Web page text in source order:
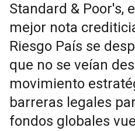
Standard & Poor's,
mejor nota
Riesgo País se
que no se veían
movimiento
barreras legales
fondos globales